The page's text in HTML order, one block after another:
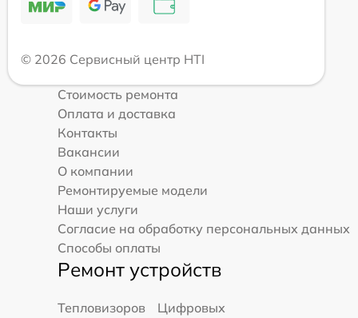
© 2026 Сервисный центр HTI
Стоимость ремонта
Оплата и доставка
Контакты
Вакансии
О компании
Ремонтируемые модели
Наши услуги
Согласие на обработку персональных данных
Способы оплаты
Ремонт устройств
Тепловизоров
Цифровых